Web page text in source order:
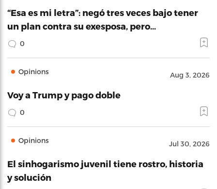
“Esa es mi letra”: negó tres veces bajo tener
un plan contra su exesposa, pero…
0
Opinions Aug 3, 2026
Voy a Trump y pago doble
0
Opinions Jul 30, 2026
El sinhogarismo juvenil tiene rostro, historia
y solución